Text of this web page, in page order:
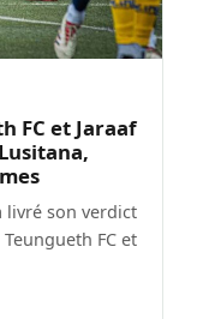
FC et Jaraaf
livré son verdict
FC et